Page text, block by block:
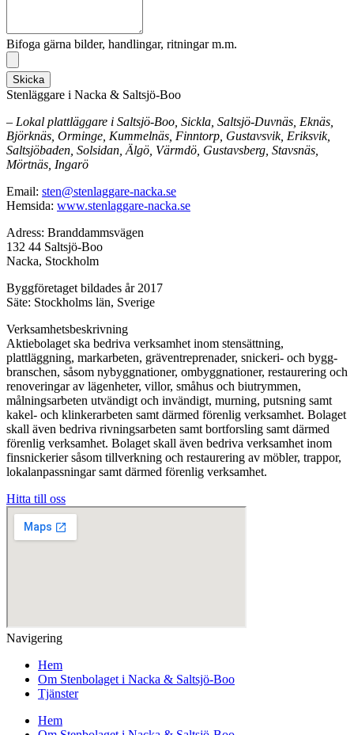
Bifoga gärna bilder, handlingar, ritningar m.m.
Skicka
Stenläggare i Nacka & Saltsjö-Boo
– Lokal plattläggare i Saltsjö-Boo, Sickla, Saltsjö-Duvnäs, Eknäs,
Björknäs, Orminge, Kummelnäs, Finntorp, Gustavsvik, Eriksvik,
Saltsjöbaden, Solsidan, Älgö, Värmdö, Gustavsberg, Stavsnäs,
Mörtnäs, Ingarö
Email: sten@stenlaggare-nacka.se
Hemsida: www.stenlaggare-nacka.se
Adress: Branddammsvägen
132 44 Saltsjö-Boo
Nacka, Stockholm
Byggföretaget bildades år 2017
Säte: Stockholms län, Sverige
Verksamhetsbeskrivning
Aktiebolaget ska bedriva verksamhet inom stensättning,
plattläggning, markarbeten, gräventreprenader, snickeri- och bygg-
branschen, såsom nybyggnationer, ombyggnationer, restaurering och
renoveringar av lägenheter, villor, småhus och biutrymmen,
målningsarbeten utvändigt och invändigt, murning, putsning samt
kakel- och klinkerarbeten samt därmed förenlig verksamhet. Bolaget
skall även bedriva rivningsarbeten samt bortforsling samt därmed
förenlig verksamhet. Bolaget skall även bedriva verksamhet inom
finsnickerier såsom tillverkning och restaurering av möbler, trappor,
lokalanpassningar samt därmed förenlig verksamhet.
Hitta till oss
Navigering
Hem
Om Stenbolaget i Nacka & Saltsjö-Boo
Tjänster
Hem